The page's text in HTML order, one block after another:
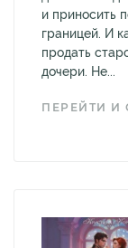
и приносить
границей. И
продать
дочери. Не...
ПЕРЕЙТИ И